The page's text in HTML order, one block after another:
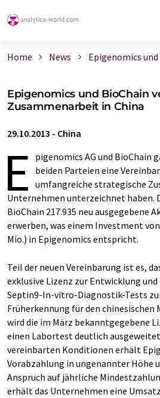
Home News Epigenomics
Epigenomics und BioChain
Zusammenarbeit in China
29.10.2013 - China
E
pigenomics AG und BioChain
beiden Parteien eine
umfangreiche strategische
Unternehmen unterzeichnet haben.
BioChain 217.935 neu ausgegebene
erwerben, was einem Investment von
Mio.) in Epigenomics entspricht.
Teil der neuen Vereinbarung ist es,
exklusive Lizenz zur Entwicklung
Septin9-In-vitro-Diagnostik-Tests
Früherkennung für den
wird die im März bekanntgegebene
einen Labortest deutlich
vereinbarten Konditionen erhält
Vorabzahlung in ungenannter Höhe
Anspruch auf jährliche
erhält das Unternehmen eine